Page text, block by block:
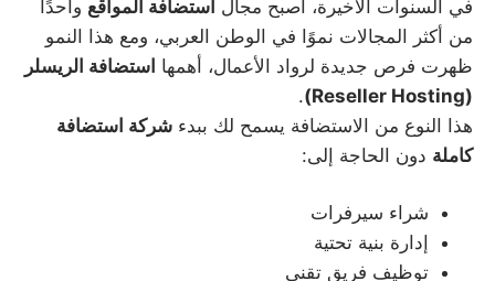
في السنوات الأخيرة، أصبح مجال استضافة المواقع واحدًا
من أكثر المجالات نموًا في الوطن العربي، ومع هذا النمو
ظهرت فرص جديدة لرواد الأعمال، أهمها استضافة الريسلر
(Reseller Hosting)
.
هذا النوع من الاستضافة يسمح لك ببدء شركة استضافة
كاملة دون الحاجة إلى:
شراء سيرفرات
إدارة بنية تحتية
توظيف فريق تقني